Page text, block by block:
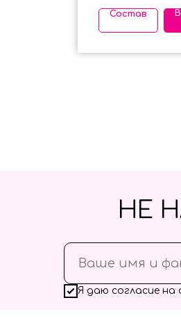
Состав
Я даю согласие на
НЕ